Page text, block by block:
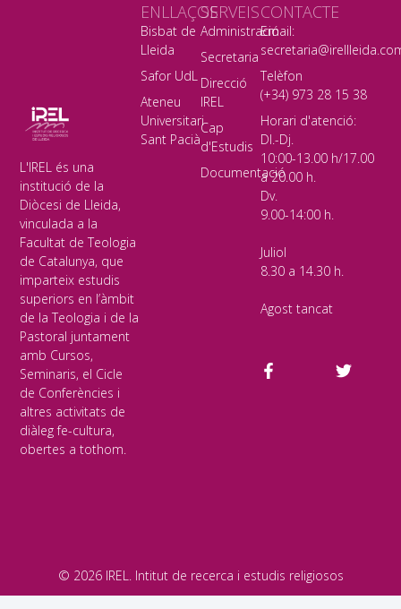
L'IREL és una
institució de la
Diòcesi de Lleida,
vinculada a la
Facultat de Teologia
de Catalunya, que
imparteix estudis
superiors en l’àmbit
de la Teologia i de la
Pastoral juntament
amb Cursos,
Seminaris, el Cicle
de Conferències i
altres activitats de
diàleg fe-cultura,
obertes a tothom.
SERVEIS
Administració
Secretaria
Direcció
IREL
Cap
d'Estudis
Documentació
ENLLAÇOS
Bisbat de
Lleida
Safor UdL
Ateneu
Universitari
Sant Pacià
CONTACTE
Email:
Telèfon
(+34) 973 28 15 38
Horari d'atenció:
Dl.-Dj.
10:00-13.00 h/17.00
a 20.00 h.
Dv.
9.00-14:00 h.
Juliol
8.30 a 14.30 h.
Agost tancat
© 2026 IREL. Intitut de recerca i estudis religiosos